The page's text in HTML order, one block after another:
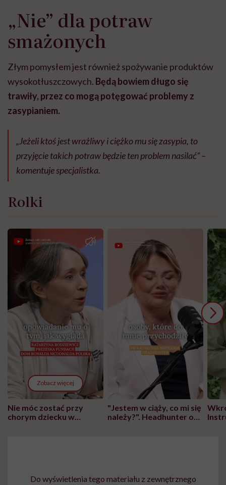
„Nie” dla potraw
smażonych
Złym pomysłem jest również spożywanie produktów
wysokotłuszczowych. Będą bowiem długo się
trawiły, przez co mogą potęgować problemy z
zasypianiem.
„Jeżeli ktoś jest wrażliwy i ciężko mu się zasypia, to
przyjęcie takich potraw będzie ten problem nasilać” –
komentuje specjalistka.
Rolki
Zobacz więcej
Nie móc zostać przy
chorym dziecku w
"Jestem w ciąży, co mi się
należy?". Headhunter o
Do wyświetlenia tego materiału z zewnętrznego